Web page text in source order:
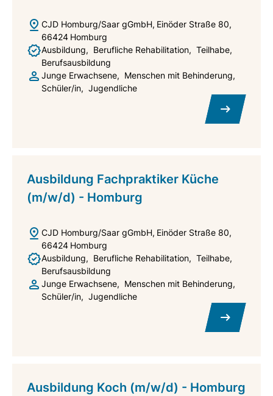
CJD Homburg/Saar gGmbH Einöder Straße 80
66424 Homburg
Ausbildung
Berufliche Rehabilitation
Teilhabe
Berufsausbildung
Junge Erwachsene
Menschen mit Behinderung
Schüler/in
Jugendliche
Ausbildung Fachpraktiker Küche
(m/w/d) - Homburg
CJD Homburg/Saar gGmbH Einöder Straße 80
66424 Homburg
Ausbildung
Berufliche Rehabilitation
Teilhabe
Berufsausbildung
Junge Erwachsene
Menschen mit Behinderung
Schüler/in
Jugendliche
Ausbildung Koch (m/w/d) - Homburg